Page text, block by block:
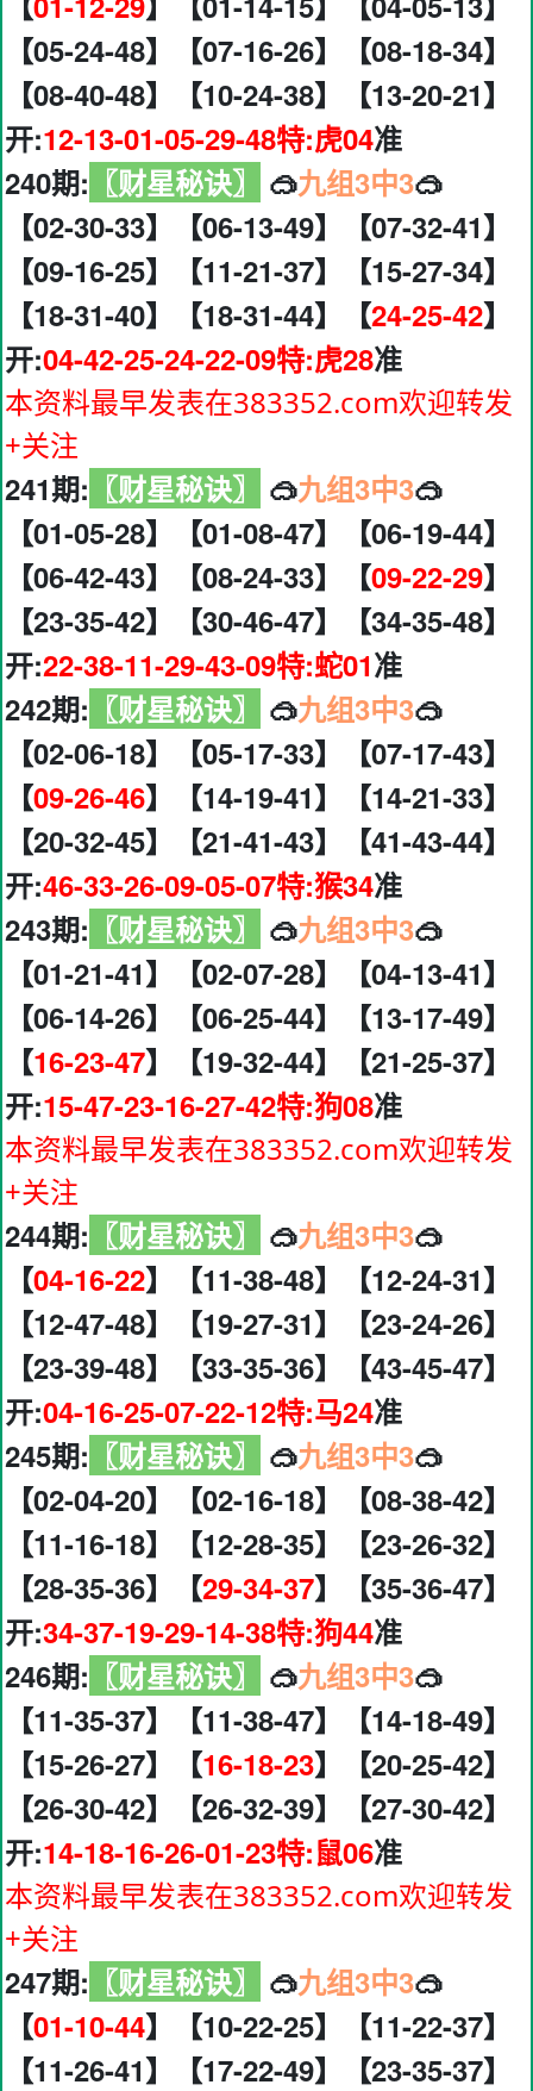
【05-24-48】【07-16-26】【08-18-34】
【08-40-48】【10-24-38】【13-20-21】
开:12-13-01-05-29-48特:虎04准
240期: 〖财星秘诀〗 🥽九组3中3🥽
【02-30-33】【06-13-49】【07-32-41】
【09-16-25】【11-21-37】【15-27-34】
【18-31-40】【18-31-44】【24-25-42】
开:04-42-25-24-22-09特:虎28准
本资料最早发表在383352.com欢迎转发
+关注
241期: 〖财星秘诀〗 🥽九组3中3🥽
【01-05-28】【01-08-47】【06-19-44】
【06-42-43】【08-24-33】【09-22-29】
【23-35-42】【30-46-47】【34-35-48】
开:22-38-11-29-43-09特:蛇01准
242期: 〖财星秘诀〗 🥽九组3中3🥽
【02-06-18】【05-17-33】【07-17-43】
【09-26-46】【14-19-41】【14-21-33】
【20-32-45】【21-41-43】【41-43-44】
开:46-33-26-09-05-07特:猴34准
243期: 〖财星秘诀〗 🥽九组3中3🥽
【01-21-41】【02-07-28】【04-13-41】
【06-14-26】【06-25-44】【13-17-49】
【16-23-47】【19-32-44】【21-25-37】
开:15-47-23-16-27-42特:狗08准
本资料最早发表在383352.com欢迎转发
+关注
244期: 〖财星秘诀〗 🥽九组3中3🥽
【04-16-22】【11-38-48】【12-24-31】
【12-47-48】【19-27-31】【23-24-26】
【23-39-48】【33-35-36】【43-45-47】
开:04-16-25-07-22-12特:马24准
245期: 〖财星秘诀〗 🥽九组3中3🥽
【02-04-20】【02-16-18】【08-38-42】
【11-16-18】【12-28-35】【23-26-32】
【28-35-36】【29-34-37】【35-36-47】
开:34-37-19-29-14-38特:狗44准
246期: 〖财星秘诀〗 🥽九组3中3🥽
【11-35-37】【11-38-47】【14-18-49】
【15-26-27】【16-18-23】【20-25-42】
【26-30-42】【26-32-39】【27-30-42】
开:14-18-16-26-01-23特:鼠06准
本资料最早发表在383352.com欢迎转发
+关注
247期: 〖财星秘诀〗 🥽九组3中3🥽
【01-10-44】【10-22-25】【11-22-37】
【11-26-41】【17-22-49】【23-35-37】